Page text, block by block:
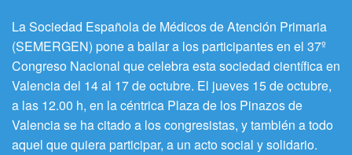
La Sociedad Española de Médicos de Atención Primaria
(SEMERGEN) pone a bailar a los participantes en el 37º
Congreso Nacional que celebra esta sociedad científica en
Valencia del 14 al 17 de octubre. El jueves 15 de octubre,
a las 12.00 h, en la céntrica Plaza de los Pinazos de
Valencia se ha citado a los congresistas, y también a todo
aquel que quiera participar, a un acto social y solidario.